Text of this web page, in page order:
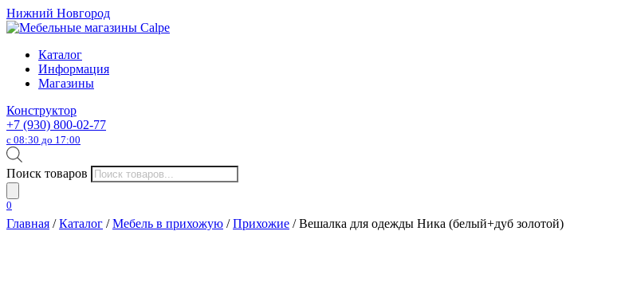
Нижний Новгород
Каталог
Информация
Магазины
Конструктор
+7 (930) 800-02-77
с 08:30 до 17:00
Поиск товаров
0
Главная /Каталог /Мебель в прихожую /Прихожие / Вешалка для одежды Ника (белый+дуб золотой)